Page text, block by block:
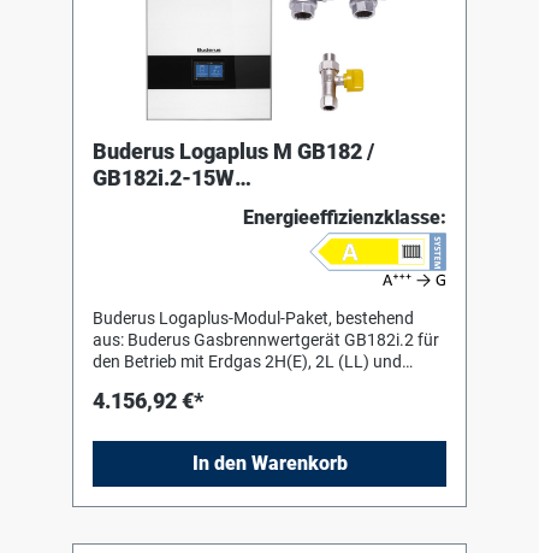
Buderus Logaplus M GB182 /
GB182i.2-15W
EG:E/LL,MAPL,Wartungshähne
Energieeffizienzklasse:
Buderus Logaplus-Modul-Paket, bestehend
aus: Buderus Gasbrennwertgerät GB182i.2 für
den Betrieb mit Erdgas 2H(E), 2L (LL) und
2H(E). Einfachste Umstellung auf andere
optionales Zubehör benötigt. Zugelassen für
die Verbrennung von
Wasserstoffbeimischungen bis zu 20 Vol%.
4.156,92 €*
In den Warenkorb